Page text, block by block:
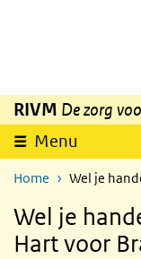
Overslaan en naar de
RIVM De zorg
Menu
Home Wel je
Wel je
Hart voor